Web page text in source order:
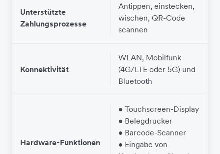
Unterstützte
Zahlungsprozesse
Antippen, einstecken,
wischen, QR-Code
scannen
Konnektivität
WLAN, Mobilfunk
(4G/LTE oder 5G) und
Bluetooth
Hardware-Funktionen
• Touchscreen-Display
• Belegdrucker
• Barcode-Scanner
• Eingabe von